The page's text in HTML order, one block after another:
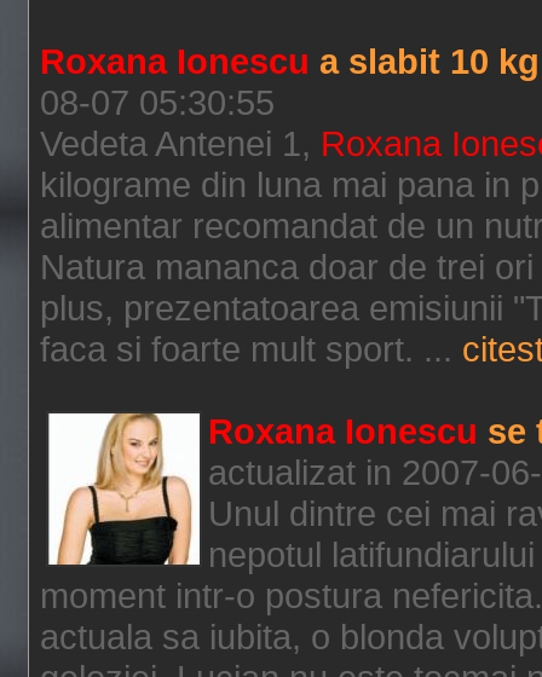
Roxana Ionescu a slabit 10
08-07 05:30:55
Vedeta Antenei 1, Roxana
kilograme din luna mai pana in
alimentar recomandat de un
Natura mananca doar de trei
plus, prezentatoarea emisiunii
faca si foarte mult sport. ...
Roxana Ionescu se
actualizat in 2007-
Unul dintre cei mai
nepotul
moment intr-o postura
actuala sa iubita, o blonda